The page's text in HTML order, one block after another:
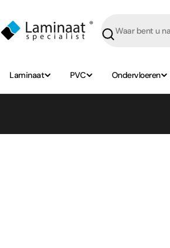
naar
content
Zoeken
Laminaat PVC Ondervloeren